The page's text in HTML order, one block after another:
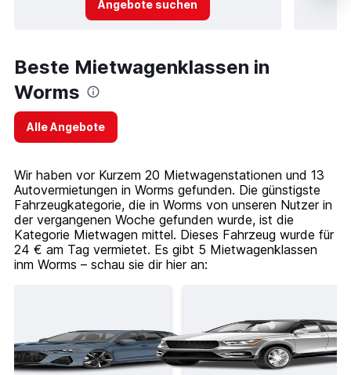
Angebote suchen
Beste Mietwagenklassen in
Worms
Alle Angebote
Wir haben vor Kurzem 20 Mietwagenstationen und 13
Autovermietungen in Worms gefunden. Die günstigste
Fahrzeugkategorie, die in Worms von unseren Nutzer in
der vergangenen Woche gefunden wurde, ist die
Kategorie Mietwagen mittel. Dieses Fahrzeug wurde für
24 € am Tag vermietet. Es gibt 5 Mietwagenklassen
inm Worms – schau sie dir hier an: